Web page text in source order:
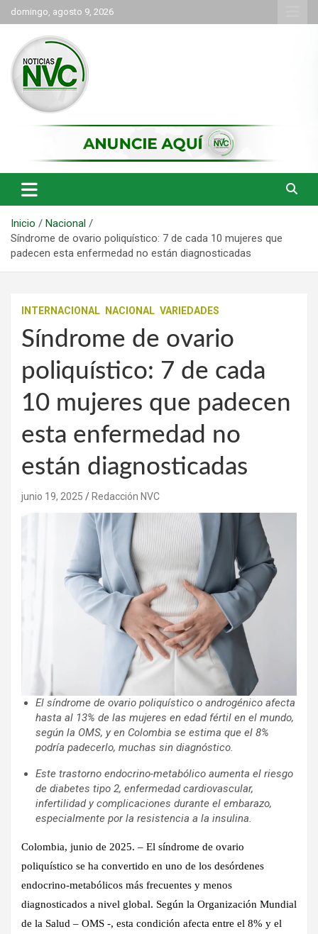
Saltar
al
contenido
domingo, agosto 9, 2026
NVC Noticias
Inicio
Nacional
Síndrome de ovario poliquístico: 7 de cada 10 mujeres que
padecen esta enfermedad no están diagnosticadas
INTERNACIONAL NACIONAL VARIEDADES
Síndrome de ovario
poliquístico: 7 de cada
10 mujeres que padecen
esta enfermedad no
están diagnosticadas
junio 19, 2025 Redacción NVC
El síndrome de ovario poliquístico o androgénico afecta
hasta al 13% de las mujeres en edad fértil en el mundo,
según la OMS, y en Colombia se estima que el 8%
podría padecerlo, muchas sin diagnóstico.
Este trastorno endocrino-metabólico aumenta el riesgo
de diabetes tipo 2, enfermedad cardiovascular,
infertilidad y complicaciones durante el embarazo,
especialmente por la resistencia a la insulina.
Colombia, junio de 2025. – El síndrome de ovario
poliquístico se ha convertido en uno de los desórdenes
endocrino-metabólicos más frecuentes y menos
diagnosticados a nivel global. Según la Organización Mundial
de la Salud – OMS -, esta condición afecta entre el 8% y el